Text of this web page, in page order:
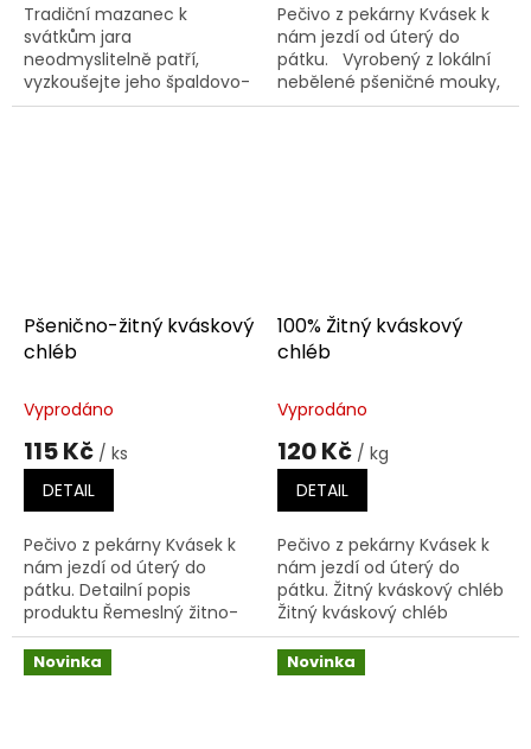
Tradiční mazanec k
svátkům jara
neodmyslitelně patří,
vyzkoušejte jeho špaldovo-
pšeničnou variantu. Složení:
Pečivo z pekárny Kvásek k
nám jezdí od úterý do
pátku. Vyrobený z lokální
nebělené pšeničné mouky,
kvásku, másla, plnotučného
Pšenično-žitný kváskový
chléb
Vyprodáno
115 Kč / ks
DETAIL
Pečivo z pekárny Kvásek k
nám jezdí od úterý do
pátku. Detailní popis
produktu Řemeslný žitno-
pšeničný chléb z lokální
pšeničné a žitné mouky,
kvásku, melasy, kmínu,...
100% Žitný kváskový
chléb
Vyprodáno
120 Kč / kg
DETAIL
Pečivo z pekárny Kvásek k
nám jezdí od úterý do
pátku. Žitný kváskový chléb
Žitný kváskový chléb
vyrobený z hladké žitné
mouky, celozrnné žitné
mouky, žitného kvásku,...
Novinka Novinka